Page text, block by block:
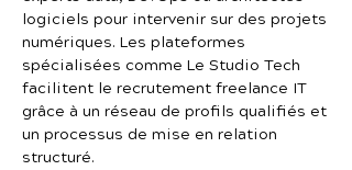
logiciels pour intervenir sur des projets
numériques. Les plateformes
spécialisées comme Le Studio Tech
facilitent le recrutement freelance IT
grâce à un réseau de profils qualifiés et
un processus de mise en relation
structuré.